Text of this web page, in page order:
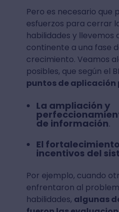
Pero es necesario que
esfuerzos para cerrar
habilidades y llevemos
continente a una fase
crecimiento. Veamos
posibles, que según el
puntos de aplicación
La ampliación y
de información.
El
incentivos del
Por ejemplo, cuando
enfrentaron al
habilidades, algunas